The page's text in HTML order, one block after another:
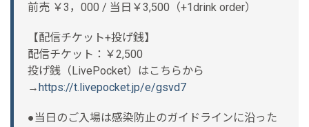
前売 ￥3，000 / 当日￥3,500（+1drink order）
【配信チケット+投げ銭】
配信チケット：￥2,500
投げ銭（LivePocket）はこちらから
→https://t.livepocket.jp/e/gsvd7
●当日のご入場は感染防止のガイドラインに沿った